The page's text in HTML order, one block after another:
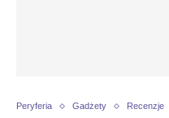
Peryferia Gadżety Recenzje